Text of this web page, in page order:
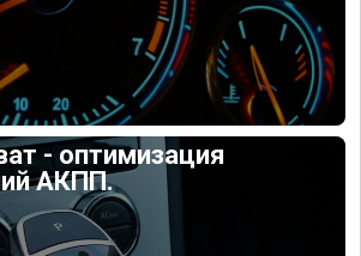
- оптимизация
АКПП.